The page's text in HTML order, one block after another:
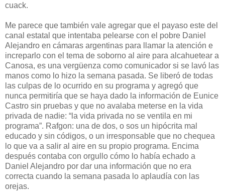
cuack.
Me parece que también vale agregar que el payaso este del
canal estatal que intentaba pelearse con el pobre Daniel
Alejandro en cámaras argentinas para llamar la atención e
increparlo con el tema de soborno al aire para alcahuetear a
Canosa, es una vergüenza como comunicador si se lavó las
manos como lo hizo la semana pasada. Se liberó de todas
las culpas de lo ocurrido en su programa y agregó que
nunca permitiría que se haya dado la información de Eunice
Castro sin pruebas y que no avalaba meterse en la vida
privada de nadie: “la vida privada no se ventila en mi
programa”. Rafgon: una de dos, o sos un hipócrita mal
educado y sin códigos, o un irresponsable que no chequea
lo que va a salir al aire en su propio programa. Encima
después contaba con orgullo cómo lo había echado a
Daniel Alejandro por dar una información que no era
correcta cuando la semana pasada lo aplaudía con las
orejas.